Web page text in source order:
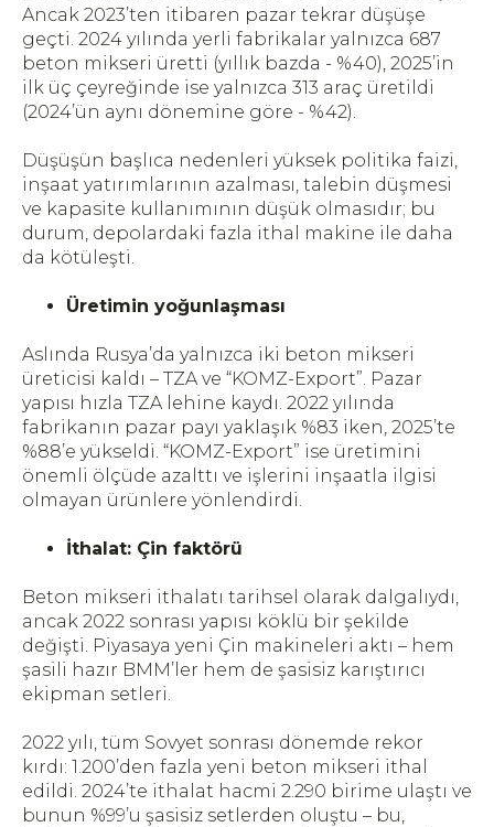
Ancak 2023’ten itibaren pazar tekrar düşüşe
geçti. 2024 yılında yerli fabrikalar yalnızca 687
beton mikseri üretti (yıllık bazda - %40), 2025’in
ilk üç çeyreğinde ise yalnızca 313 araç üretildi
(2024’ün aynı dönemine göre - %42).
Düşüşün başlıca nedenleri yüksek politika faizi,
inşaat yatırımlarının azalması, talebin düşmesi
ve kapasite kullanımının düşük olmasıdır; bu
durum, depolardaki fazla ithal makine ile daha
da kötüleşti.
Üretimin yoğunlaşması
Aslında Rusya’da yalnızca iki beton mikseri
üreticisi kaldı – TZA ve “KOMZ-Export”. Pazar
yapısı hızla TZA lehine kaydı. 2022 yılında
fabrikanın pazar payı yaklaşık %83 iken, 2025’te
%88’e yükseldi. “KOMZ-Export” ise üretimini
önemli ölçüde azalttı ve işlerini inşaatla ilgisi
olmayan ürünlere yönlendirdi.
İthalat: Çin faktörü
Beton mikseri ithalatı tarihsel olarak dalgalıydı,
ancak 2022 sonrası yapısı köklü bir şekilde
değişti. Piyasaya yeni Çin makineleri aktı – hem
şasili hazır BMM’ler hem de şasisiz karıştırıcı
ekipman setleri.
2022 yılı, tüm Sovyet sonrası dönemde rekor
kırdı: 1.200’den fazla yeni beton mikseri ithal
edildi. 2024’te ithalat hacmi 2.290 birime ulaştı ve
bunun %99’u şasisiz setlerden oluştu – bu,